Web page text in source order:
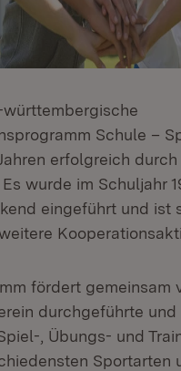
Schule –
erfolgreich durch
wurde im Schuljahr
eingeführt und ist
fördert gemeinsam
durchgeführte
, Übungs- und
Sportarten